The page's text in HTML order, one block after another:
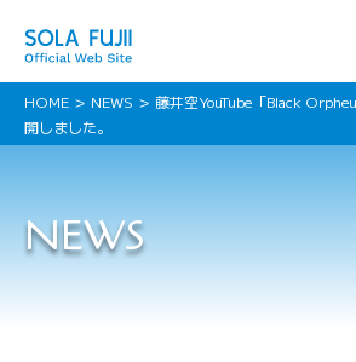
HOME NEWS
藤井空YouTube「Black
開しました。
NEWS